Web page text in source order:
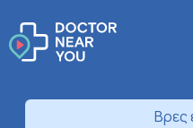
Βρες